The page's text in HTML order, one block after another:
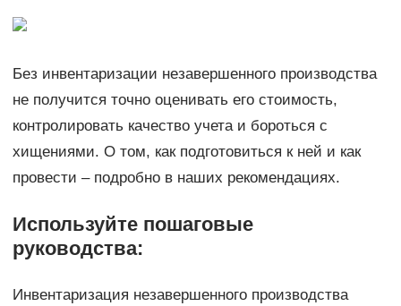
Без инвентаризации незавершенного производства
не получится точно оценивать его стоимость,
контролировать качество учета и бороться с
хищениями. О том, как подготовиться к ней и как
провести – подробно в наших рекомендациях.
Используйте пошаговые
руководства:
Инвентаризация незавершенного производства